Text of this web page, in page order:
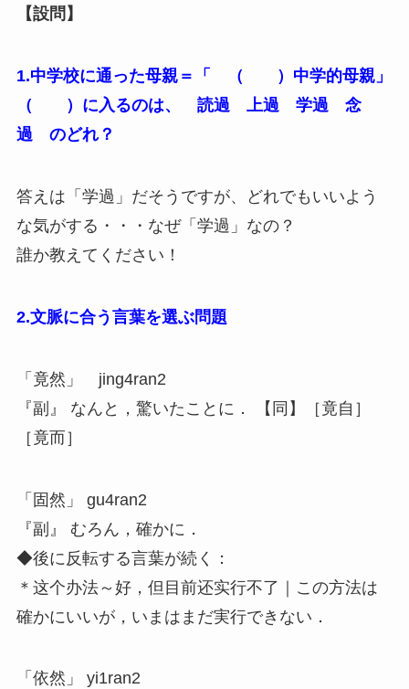
【設問】
1.中学校に通った母親＝「 （ ）中学的母親」
（ ）に入るのは、 読過 上過 学過 念
過 のどれ？
答えは「学過」だそうですが、どれでもいいよう
な気がする・・・なぜ「学過」なの？
誰か教えてください！
2.文脈に合う言葉を選ぶ問題
「竟然」 jing4ran2
『副』 なんと，驚いたことに． 【同】［竟自］
［竟而］
「固然」 gu4ran2
『副』 むろん，確かに．
◆後に反転する言葉が続く：
＊这个办法～好，但目前还实行不了｜この方法は
確かにいいが，いまはまだ実行できない．
「依然」 yi1ran2